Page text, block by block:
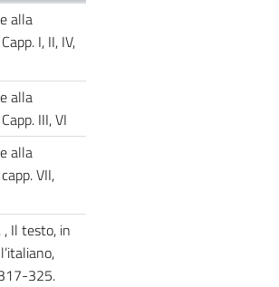
alla
I, II, IV,
alla
III, VI
alla
VII,
, Il testo, in
325.